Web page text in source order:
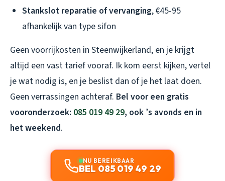
Stankslot reparatie of vervanging, €45-95
afhankelijk van type sifon
Geen voorrijkosten in Steenwijkerland, en je krijgt
altijd een vast tarief vooraf. Ik kom eerst kijken, vertel
je wat nodig is, en je beslist dan of je het laat doen.
Geen verrassingen achteraf. Bel voor een gratis
vooronderzoek: 085 019 49 29, ook ’s avonds en in
het weekend.
NU BEREIKBAAR
BEL 085 019 49 29